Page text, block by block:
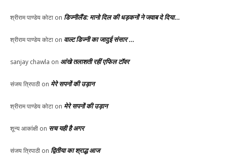
श्रीराम पाण्डेय कोटा on डिज्नीलैंड: मानो दिल की धड़कनों ने जवाब दे दिया…
श्रीराम पाण्डेय कोटा on वाल्ट डिज्नी का जादुई संसार …
sanjay chawla on आंखे तलाशती रहीं एफिल टॉवर
संजय त्रिपाठी on मेरे सपनों की उड़ान
श्रीराम पाण्डेय कोटा on मेरे सपनों की उड़ान
शून्य आकांक्षी on सच यही है अगर
संजय त्रिपाठी on द्वितीया का श्राद्ध आज